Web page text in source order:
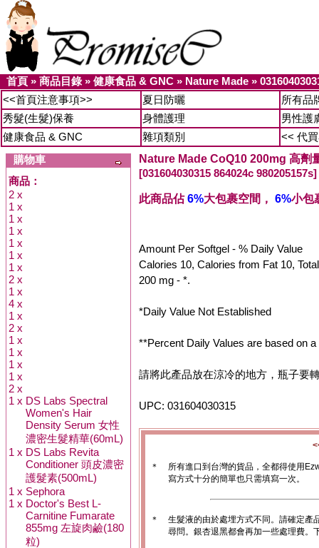
首頁 » 商品目錄» 健康食品 & GNC » Nature Made »
<<首頁注意事項>>
夏日防曬
所有品
秀髮(生髮)保養
身體護理
男性護
健康食品 & GNC
雜項類別
<< 代
購物車
商品：
2 x
1 x
1 x
1 x
1 x
1 x
1 x
2 x
1 x
4 x
1 x
2 x
1 x
1 x
1 x
1 x
2 x
1 x DS Labs Spectral
Women's Hair
Density Serum 女性
濃密生髮精華(60mL)
1 x DS Labs Revita
Conditioner 頭皮濃密
護髮素(500mL)
1 x Sephora
1 x Doctor's Best L-
Carnitine Fumarate
855mg 左旋肉鹼(180
粒)
Nature Made CoQ10 200mg 高劑
[031604030315 864024c 980205157s]
此商品佔6%大包裹空間， 6%小包
Amount Per Softgel - % Daily Value
Calories 10, Calories from Fat 10,
200 mg - *.
*Daily Value Not Established
**Percent Daily Values are based on
請將此產品放在涼冷的地方，瓶子要
UPC: 031604030315
＊
所有進口到台灣的貨品，全都得使用
寫方式十分的簡單也只需填寫一次。
＊
生髮液的由於處埋方式不同。請確定產
尋問。銀杏退黑都會再加一些處理費。